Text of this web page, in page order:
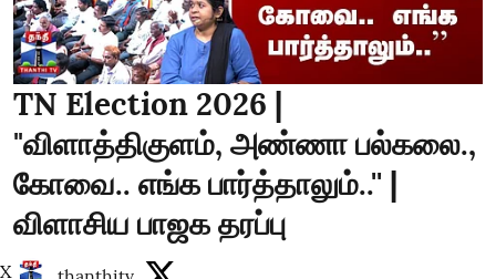
TN Election 2026 |
"விளாத்திகுளம், அண்ணா பல்கலை.,
கோவை.. எங்க பார்த்தாலும்..'' |
விளாசிய பாஜக தரப்பு
X